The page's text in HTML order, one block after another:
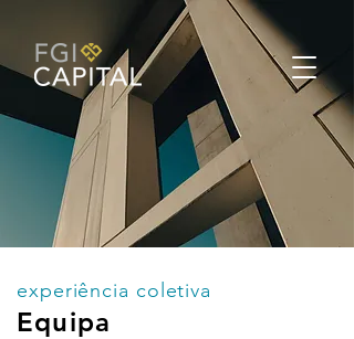
experiência coletiva
Equipa